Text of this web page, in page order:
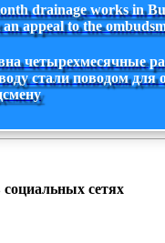
drainage works in
appeal to the
четырехмесячные
стали поводом для
сетях